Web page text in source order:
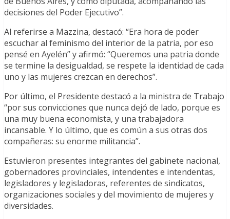
decisiones del Poder Ejecutivo”.
Al referirse a Mazzina, destacó: “Era hora de poder
escuchar al feminismo del interior de la patria, por eso
pensé en Ayelén” y afirmó: “Queremos una patria donde
se termine la desigualdad, se respete la identidad de cada
uno y las mujeres crezcan en derechos”.
Por último, el Presidente destacó a la ministra de Trabajo
“por sus convicciones que nunca dejó de lado, porque es
una muy buena economista, y una trabajadora
incansable. Y lo último, que es común a sus otras dos
compañeras: su enorme militancia”.
Estuvieron presentes integrantes del gabinete nacional,
gobernadores provinciales, intendentes e intendentas,
legisladores y legisladoras, referentes de sindicatos,
organizaciones sociales y del movimiento de mujeres y
diversidades.